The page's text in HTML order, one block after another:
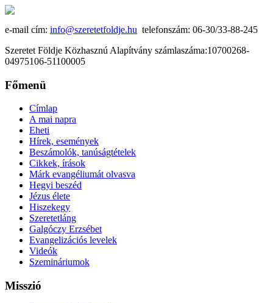
e-mail cím: info@szeretetfoldje.hu telefonszám: 06-30/33-88-245
Szeretet Földje Közhasznú Alapítvány számlaszáma:10700268-
04975106-51100005
Főmenü
Címlap
A mai napra
Eheti
Hírek, események
Beszámolók, tanúságtételek
Cikkek, írások
Márk evangéliumát olvasva
Hegyi beszéd
Jézus élete
Hiszekegy
Szeretetláng
Galgóczy Erzsébet
Evangelizációs levelek
Videók
Szemináriumok
Misszió